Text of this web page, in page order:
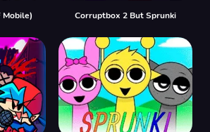
Mobile) Corruptbox 2 But Sprunki